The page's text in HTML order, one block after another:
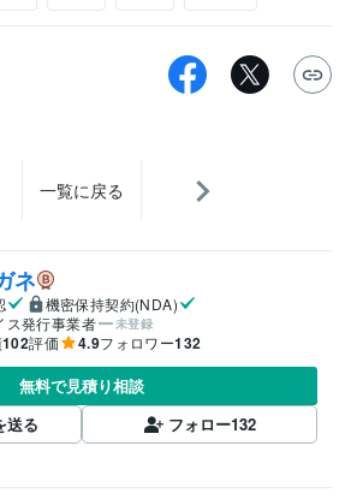
一覧に戻る
ネ
機密保持契約(NDA)
ス発行事業者
未登録
102評価 4.9フォロワー132
無料で見積り相談
送る
フォロー132